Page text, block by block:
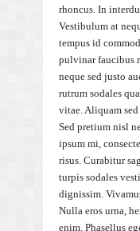
rhoncus. In
Vestibulum at
tempus id
pulvinar faucibus
neque sed justo
rutrum sodales
vitae. Aliquam
Sed pretium nisl
ipsum mi,
risus. Curabitur
turpis sodales
dignissim.
Nulla eros urna,
enim. Phasellus